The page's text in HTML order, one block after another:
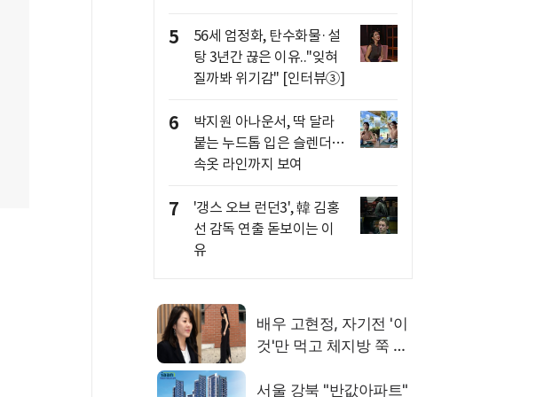
5
56세 엄정화, 탄수화물·설
탕 3년간 끊은 이유.."잊혀
질까봐 위기감" [인터뷰③]
6
박지원 아나운서, 딱 달라
붙는 누드톱 입은 슬렌더…
속옷 라인까지 보여
7
'갱스 오브 런던3', 韓 김홍
선 감독 연출 돋보이는 이
유